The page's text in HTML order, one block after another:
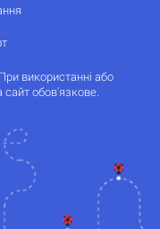
використанні або
сайт обов'язкове.